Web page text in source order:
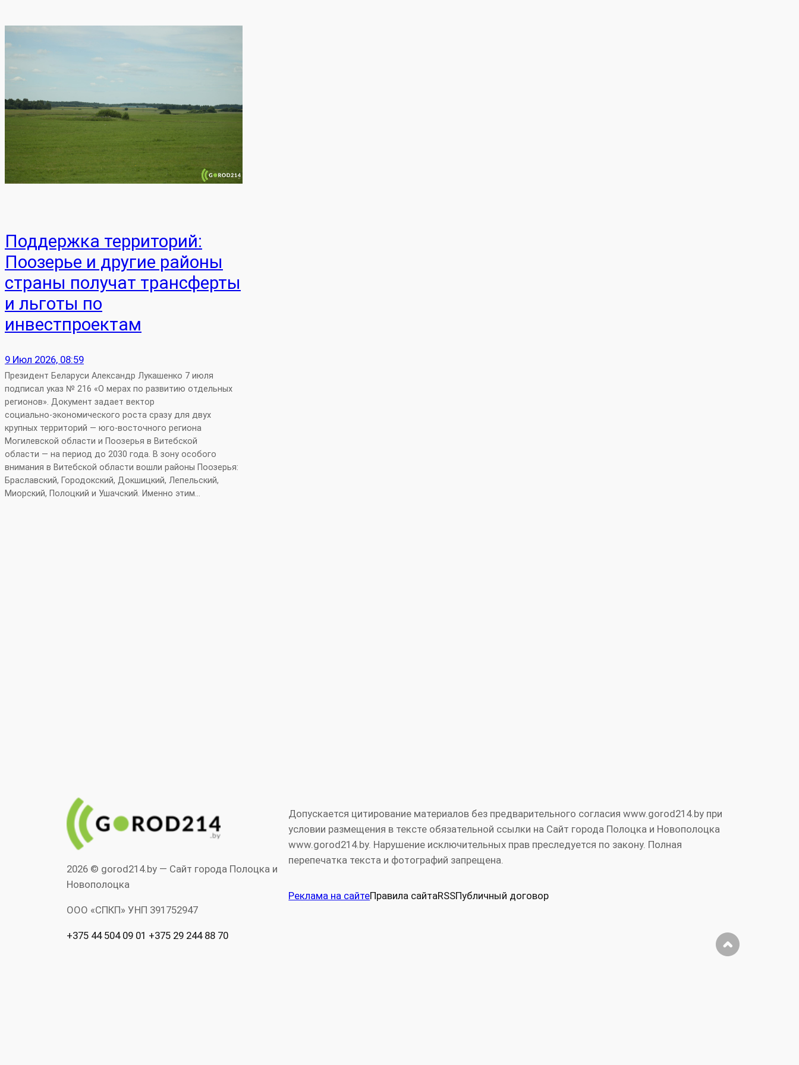
Поддержка территорий:
Поозерье и другие районы
страны получат трансферты
и льготы по
инвестпроектам
9 Июл 2026, 08:59
Президент Беларуси Александр Лукашенко 7 июля
подписал указ № 216 «О мерах по развитию отдельных
регионов». Документ задает вектор
социально‑экономического роста сразу для двух
крупных территорий — юго‑восточного региона
Могилевской области и Поозерья в Витебской
области — на период до 2030 года. В зону особого
внимания в Витебской области вошли районы Поозерья:
Браславский, Городокский, Докшицкий, Лепельский,
Миорский, Полоцкий и Ушачский. Именно этим…
2026 © gorod214.by — Сайт города Полоцка и
Новополоцка
ООО «СПКП» УНП ‎391752947
+375 44 504 09 01 +375 29 244 88 70
Допускается цитирование материалов без предварительного согласия www.gorod214.by при
условии размещения в тексте обязательной ссылки на Сайт города Полоцка и Новополоцка
www.gorod214.by. Нарушение исключительных прав преследуется по закону. Полная
перепечатка текста и фотографий запрещена.
Реклама на сайтеПравила сайтаRSSПубличный договор